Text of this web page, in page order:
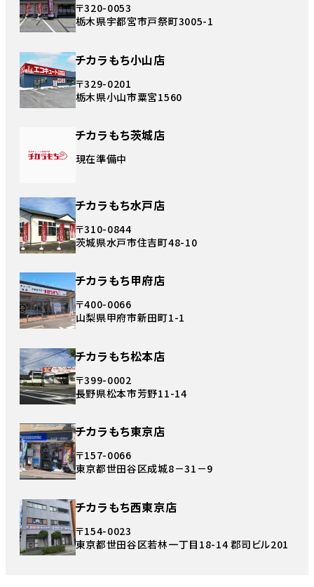
〒320-0053
栃木県宇都宮市戸祭町3005-1
チカラもち小山店
〒329-0201
栃木県小山市粟宮1560
チカラもち茨城店
現在準備中
チカラもち水戸店
〒310-0844
茨城県水戸市住吉町48-10
チカラもち甲府店
〒400-0066
山梨県甲府市新田町1-1
チカラもち松本店
〒399-0002
長野県松本市芳野11-14
チカラもち東京店
〒157-0066
東京都世田谷区成城8－31－9
チカラもち西東京店
〒154-0023
東京都世田谷区若林一丁目18-14 郡司ビル201